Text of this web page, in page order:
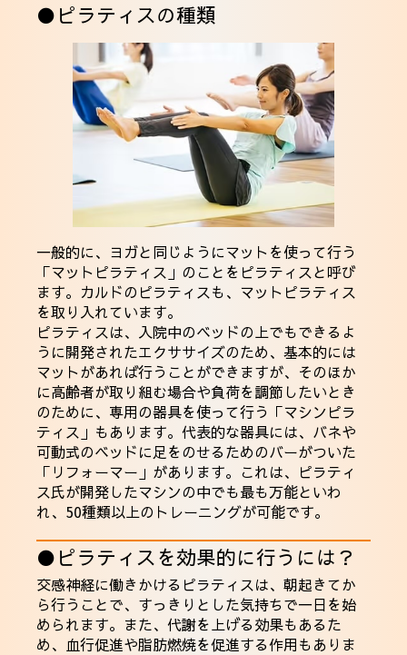
●ピラティスの種類
一般的に、ヨガと同じようにマットを使って行う
「マットピラティス」のことをピラティスと呼び
ます。カルドのピラティスも、マットピラティス
を取り入れています。
ピラティスは、入院中のベッドの上でもできるよ
うに開発されたエクササイズのため、基本的には
マットがあれば行うことができますが、そのほか
に高齢者が取り組む場合や負荷を調節したいとき
のために、専用の器具を使って行う「マシンピラ
ティス」もあります。代表的な器具には、バネや
可動式のベッドに足をのせるためのバーがついた
「リフォーマー」があります。これは、ピラティ
ス氏が開発したマシンの中でも最も万能といわ
れ、50種類以上のトレーニングが可能です。
●ピラティスを効果的に行うには？
交感神経に働きかけるピラティスは、朝起きてか
ら行うことで、すっきりとした気持ちで一日を始
められます。また、代謝を上げる効果もあるた
め、血行促進や脂肪燃焼を促進する作用もありま